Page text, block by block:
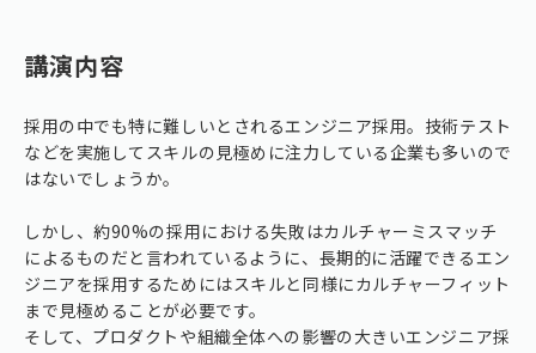
講演内容
採用の中でも特に難しいとされるエンジニア採用。技術テスト
などを実施してスキルの見極めに注力している企業も多いので
はないでしょうか。
しかし、約90%の採用における失敗はカルチャーミスマッチ
によるものだと言われているように、長期的に活躍できるエン
ジニアを採用するためにはスキルと同様にカルチャーフィット
まで見極めることが必要です。
そして、プロダクトや組織全体への影響の大きいエンジニア採